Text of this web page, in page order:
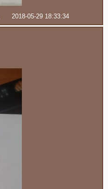
2018-05-29 18:33:34